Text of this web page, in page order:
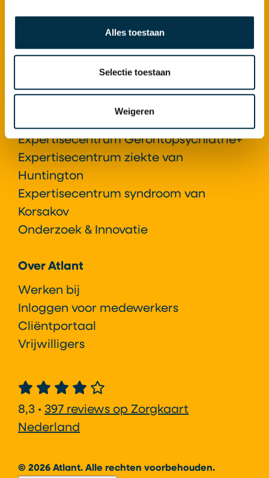
Alles toestaan
Selectie toestaan
Weigeren
Atlant als Expertisecentrum
Expertisecentrum Gerontopsychiatrie+
Expertisecentrum ziekte van
Huntington
Expertisecentrum syndroom van
Korsakov
Onderzoek & Innovatie
Over Atlant
Werken bij
Inloggen voor medewerkers
Cliëntportaal
Vrijwilligers
8,3 • 397 reviews op Zorgkaart
Nederland
© 2026 Atlant. Alle rechten voorbehouden.